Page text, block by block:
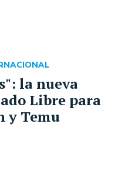
la nueva
Libre para
y Temu